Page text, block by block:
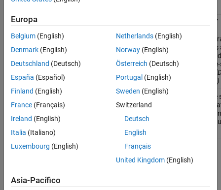
Tablas
Arreglos de fecha y hora
Arreglos de duración
Horarios
Enumeraciones
Clases de MATLAB
Identificadores de función
coder.areUnboundedVariableSizedArraysSupported
Check if
R2024a)
coder.varsize
Resolve
errors
declare
Europa
Belgium (English)
Denmark (English)
Deutschland (Deutsch)
España (Español)
Finland (English)
France (Français)
Ireland (English)
Italia (Italiano)
Luxembourg (English)
Netherlands(English)
Norway(English)
Österreich (Deutsch)
Portugal (English)
Sweden (English)
Switzerland
Deutsch
English
Français
United Kingdom(English)
Asia-Pacífico